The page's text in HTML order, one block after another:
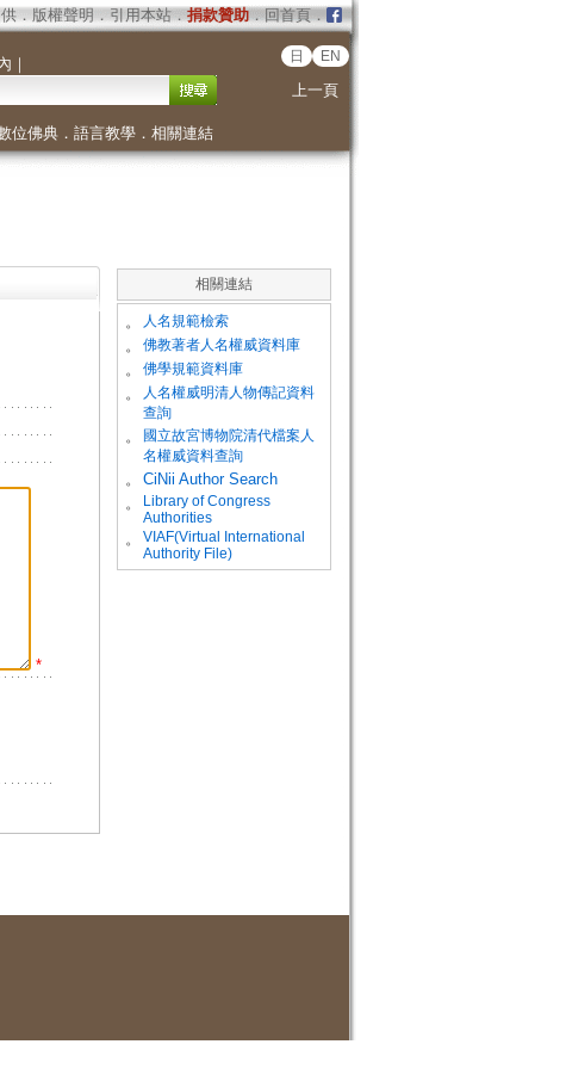
． 版權聲明 ． 引用本站． 捐款贊助．回首頁．
｜ 日 EN
上一頁
位佛典． 語言教學． 相關連結
*
相關連結
。 人名規範檢索
。 佛教著者人名權威資料庫
。 佛學規範資料庫
。
人名權威明清人物傳記資料
查詢
。
國立故宮博物院清代檔案人
名權威資料查詢
。
CiNii Author Search
。
Library of Congress
Authorities
。
VIAF(Virtual International
Authority File)